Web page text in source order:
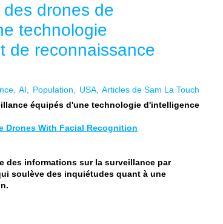
drones de
technologie
de reconnaissance
AI Population USA Articles de Sam La Touch
équipés d'une technologie d'intelligence
Drones With Facial Recognition
des informations sur la surveillance par
soulève des inquiétudes quant à une